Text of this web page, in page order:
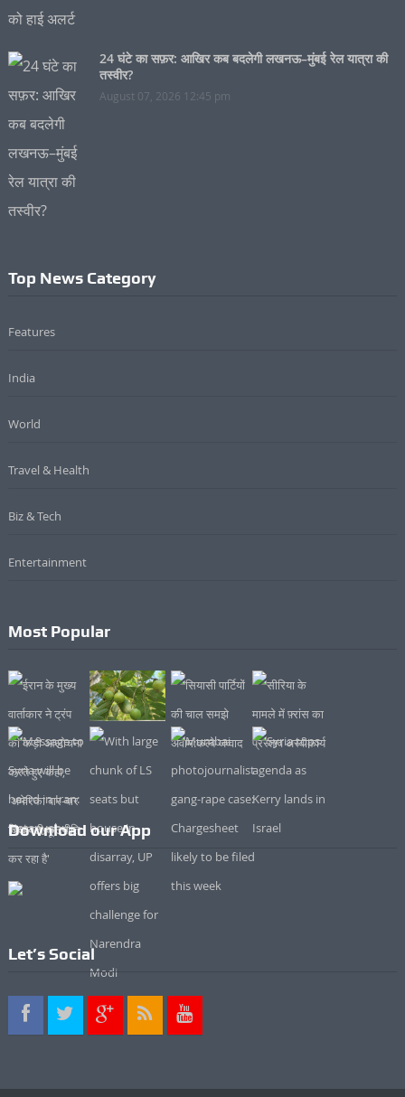
24 घंटे का सफ़र: आखिर कब बदलेगी लखनऊ–मुंबई रेल यात्रा की
तस्वीर?
August 07, 2026 12:45 pm
Top News Category
Features
India
World
Travel & Health
Biz & Tech
Entertainment
Most Popular
Download our App
Let’s Social